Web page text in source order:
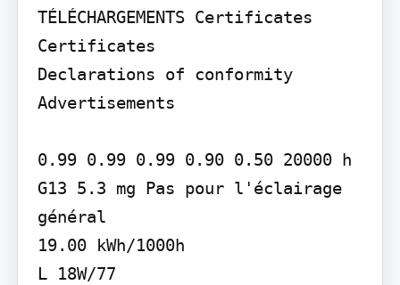
TÉLÉCHARGEMENTS Certificates
Certificates
Declarations of conformity
Advertisements
0.99 0.99 0.99 0.90 0.50 20000 h
G13 5.3 mg Pas pour l'éclairage
général
19.00 kWh/1000h
L 18W/77